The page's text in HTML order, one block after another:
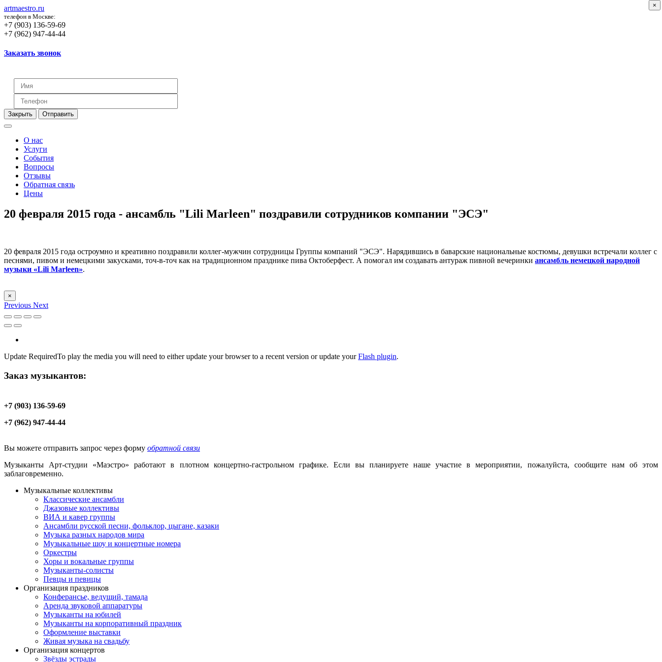
artmaestro.ru
телефон в Москве:
+7 (903) 136-59-69
+7 (962) 947-44-44
Заказать звонок
×
Закрыть Отправить
О нас
Услуги
События
Вопросы
Отзывы
Обратная связь
Цены
20 февраля 2015 года - ансамбль "Lili Marleen" поздравили сотрудников компании "ЭСЭ"
20 февраля 2015 года остроумно и креативно поздравили коллег-мужчин сотрудницы Группы компаний "ЭСЭ". Нарядившись в баварские национальные костюмы, девушки встречали коллег с
песнями, пивом и немецкими закусками, точ-в-точ как на традиционном празднике пива Октоберфест. А помогал им создавать антураж пивной вечеринки ансамбль немецкой народной
музыки «Lili Marleen».
×
Previous Next
Update RequiredTo play the media you will need to either update your browser to a recent version or update yourFlash plugin.
Заказ музыкантов:
+7 (903) 136-59-69
+7 (962) 947-44-44
Вы можете отправить запрос через форму обратной связи
Музыканты Арт-студии «Маэстро» работают в плотном концертно-гастрольном графике. Если вы планируете наше участие в мероприятии, пожалуйста, сообщите нам об этом
заблаговременно.
Музыкальные коллективы
Классические ансамбли
Джазовые коллективы
ВИА и кавер группы
Ансамбли русской песни, фольклор, цыгане, казаки
Музыка разных народов мира
Музыкальные шоу и концертные номера
Оркестры
Хоры и вокальные группы
Музыканты-солисты
Певцы и певицы
Организация праздников
Конферансье, ведущий, тамада
Аренда звуковой аппаратуры
Музыканты на юбилей
Музыканты на корпоративный праздник
Оформление выставки
Живая музыка на свадьбу
Организация концертов
Звёзды эстрады